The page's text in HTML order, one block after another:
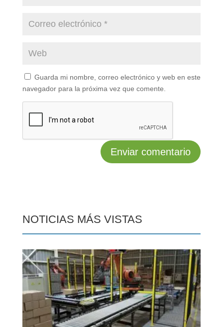
Guarda mi nombre, correo electrónico y web en este
navegador para la próxima vez que comente.
NOTICIAS MÁS VISTAS